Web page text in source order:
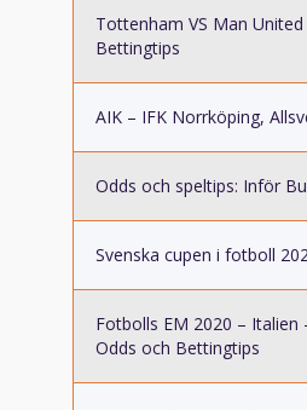
Tottenham VS Man
Bettingtips
AIK – IFK Norrköping,
Odds och speltips: Inför
Svenska cupen i fotboll
Fotbolls EM 2020 – Italien
Odds och Bettingtips